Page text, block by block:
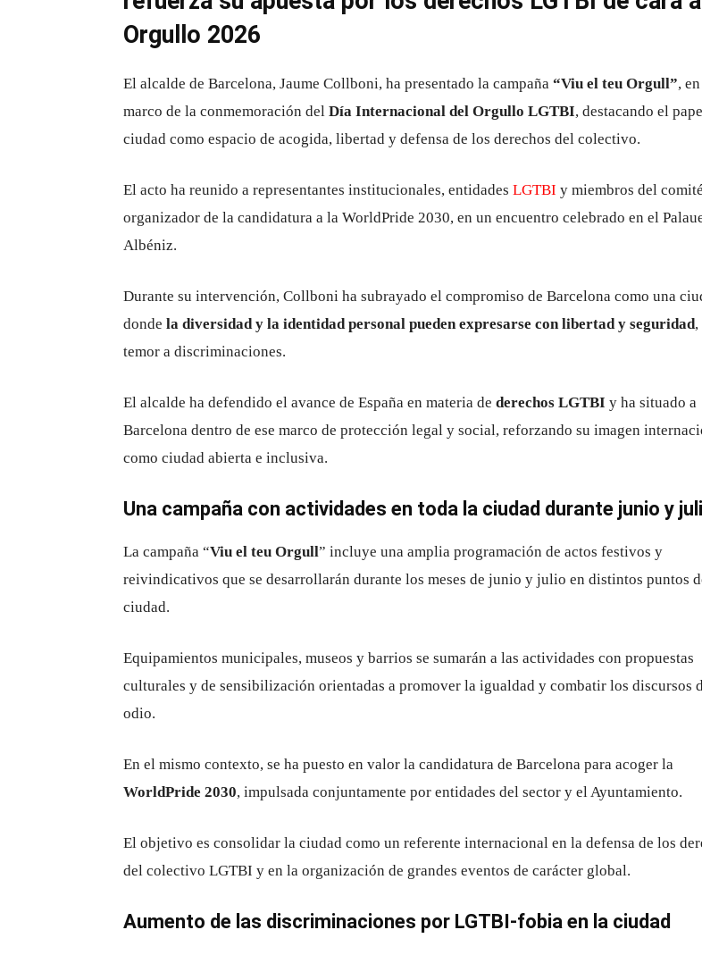
Orgullo 2026
El alcalde de Barcelona, Jaume Collboni, ha presentado la campaña “Viu el teu Orgull”,
marco de la conmemoración del Día Internacional del Orgullo LGTBI, destacando el
ciudad como espacio de acogida, libertad y defensa de los derechos del colectivo.
El acto ha reunido a representantes institucionales, entidades LGTBI y miembros del comité
organizador de la candidatura a la WorldPride 2030, en un encuentro celebrado en el
Albéniz.
Durante su intervención, Collboni ha subrayado el compromiso de Barcelona como una
donde la diversidad y la identidad personal pueden expresarse con libertad y seguridad,
temor a discriminaciones.
El alcalde ha defendido el avance de España en materia de derechos LGTBI y ha situado a
Barcelona dentro de ese marco de protección legal y social, reforzando su imagen
como ciudad abierta e inclusiva.
Una campaña con actividades en toda la ciudad durante junio y
La campaña “Viu el teu Orgull” incluye una amplia programación de actos festivos y
reivindicativos que se desarrollarán durante los meses de junio y julio en distintos puntos
ciudad.
Equipamientos municipales, museos y barrios se sumarán a las actividades con propuestas
culturales y de sensibilización orientadas a promover la igualdad y combatir los discursos
odio.
En el mismo contexto, se ha puesto en valor la candidatura de Barcelona para acoger la
WorldPride 2030, impulsada conjuntamente por entidades del sector y el Ayuntamiento.
El objetivo es consolidar la ciudad como un referente internacional en la defensa de los
del colectivo LGTBI y en la organización de grandes eventos de carácter global.
Aumento de las discriminaciones por LGTBI-fobia en la ciudad